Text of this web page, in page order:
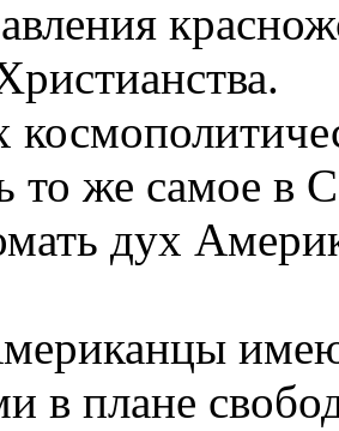
то же самое в
дух
в плане